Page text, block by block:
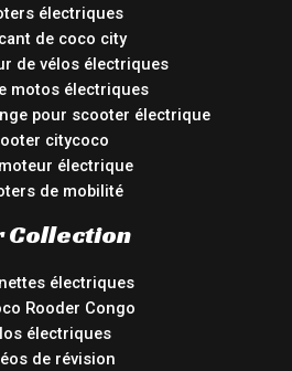
électriques
de coco city
de vélos électriques
motos électriques
pour scooter électrique
citycoco
électrique
de mobilité
Collection
électriques
Rooder Congo
électriques
de révision